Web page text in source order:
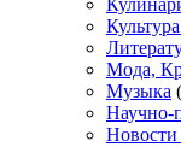
Мода,
Музыка
Научно-